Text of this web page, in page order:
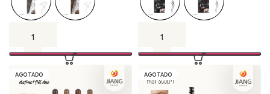
AGOTADO AGOTADO